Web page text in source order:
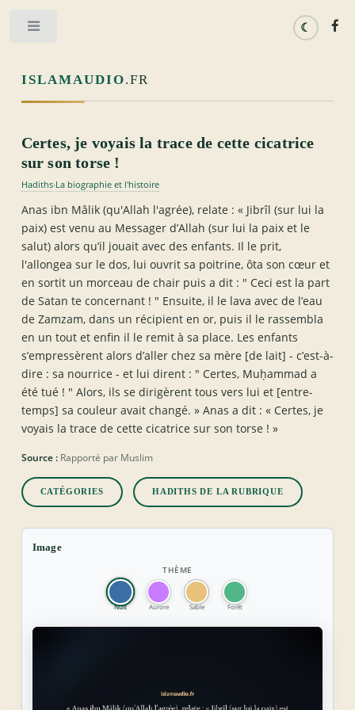
ISLAMAUDIO.FR
Certes, je voyais la trace de cette cicatrice
sur son torse !
Hadiths›La biographie et l'histoire
Anas ibn Mâlik (qu'Allah l'agrée), relate : « Jibrîl (sur lui la
paix) est venu au Messager d’Allah (sur lui la paix et le
salut) alors qu’il jouait avec des enfants. Il le prit,
l'allongea sur le dos, lui ouvrit sa poitrine, ôta son cœur et
en sortit un morceau de chair puis a dit : " Ceci est la part
de Satan te concernant ! " Ensuite, il le lava avec de l’eau
de Zamzam, dans un récipient en or, puis il le rassembla
en un tout et enfin il le remit à sa place. Les enfants
s’empressèrent alors d’aller chez sa mère [de lait] - c’est-à-
dire : sa nourrice - et lui dirent : " Certes, Muḥammad a
été tué ! " Alors, ils se dirigèrent tous vers lui et [entre-
temps] sa couleur avait changé. » Anas a dit : « Certes, je
voyais la trace de cette cicatrice sur son torse ! »
Source :Rapporté par Muslim
CATÉGORIES HADITHS DE LA RUBRIQUE
Image
THÈME
Nuit Aurore Sable Forêt